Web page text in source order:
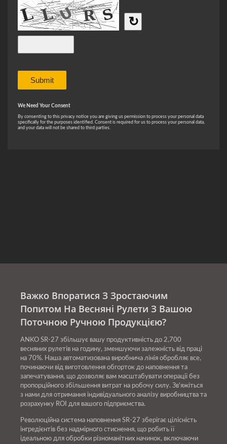
Важко Впоратися З Зростаючим
Попитом На Весняні Рулети З Вашою
Поточною Ручною Продукцією?
ANKO SR-27 збільшує вашу продуктивність до 2,700
весняних рулетів на годину, зменшуючи залежність від праці
на 70%. Наша автоматизована виробнича лінія обробляє все,
починаючи від виготовлення обгорток до наповнення та
запечатування, що дозволяє вам масштабувати операції без
пропорційного збільшення витрат на робочу силу. Зв'яжіться
з нами для отримання індивідуального аналізу виробництва та
розрахунку ROI для вашого підприємства.
Революційна система наповнення SR-27 зберігає цілісність
інгредієнтів без надмірного стиснення, що робить її
ідеальною для обробки різноманітних начинок, включаючи